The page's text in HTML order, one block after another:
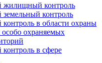
контроль
контроль
в области охраны
особо охраняемых
в сфере